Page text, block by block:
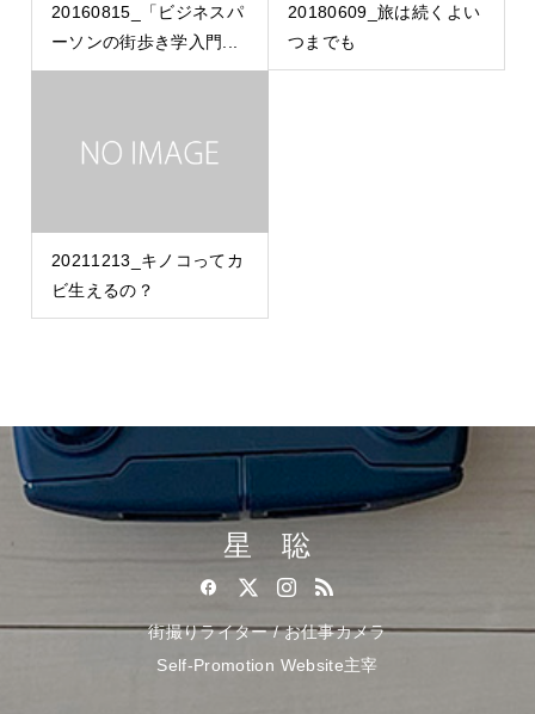
20160815_「ビジネスパ
ーソンの街歩き学入門...
20180609_旅は続くよい
つまでも
20211213_キノコってカ
ビ生えるの？
星 聡
街撮りライター / お仕事カメラ
Self-Promotion Website主宰